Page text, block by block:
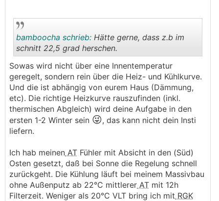
..
bamboocha schrieb: Hätte gerne, dass z.b im
schnitt 22,5 grad herschen.
Sowas wird nicht über eine Innentemperatur
geregelt, sondern rein über die Heiz- und Kühlkurve.
Und die ist abhängig von eurem Haus (Dämmung,
etc). Die richtige Heizkurve rauszufinden (inkl.
thermischen Abgleich) wird deine Aufgabe in den
ersten 1-2 Winter sein 😜, das kann nicht dein Insti
liefern.
Ich hab meinen AT Fühler mit Absicht in den (Süd)
Osten gesetzt, daß bei Sonne die Regelung schnell
zurückgeht. Die Kühlung läuft bei meinem Massivbau
ohne Außenputz ab 22°C mittlerer AT mit 12h
Filterzeit. Weniger als 20°C VLT bring ich mit RGK